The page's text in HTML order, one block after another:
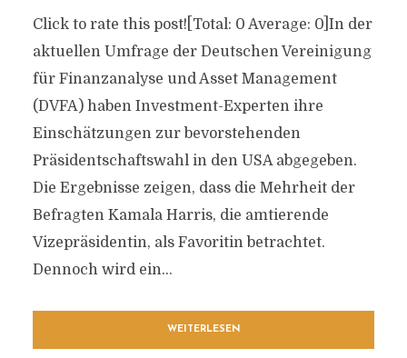
Click to rate this post![Total: 0 Average: 0]In der
aktuellen Umfrage der Deutschen Vereinigung
für Finanzanalyse und Asset Management
(DVFA) haben Investment-Experten ihre
Einschätzungen zur bevorstehenden
Präsidentschaftswahl in den USA abgegeben.
Die Ergebnisse zeigen, dass die Mehrheit der
Befragten Kamala Harris, die amtierende
Vizepräsidentin, als Favoritin betrachtet.
Dennoch wird ein...
WEITERLESEN